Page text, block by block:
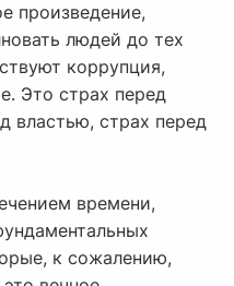
произведение,
людей до тех
коррупция,
Это страх перед
властью, страх перед
времени,
к сожалению,